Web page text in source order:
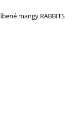
mangy RABBITS